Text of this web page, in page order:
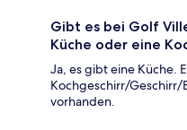
Gibt es bei Golf
Küche oder eine
Ja, es gibt eine Küche.
Kochgeschirr/Geschirr/
vorhanden.